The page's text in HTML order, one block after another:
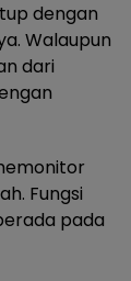
dengan
Walaupun
dari
Fungsi
pada